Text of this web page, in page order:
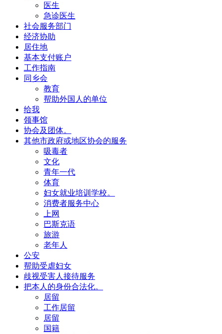
医生
急诊医生
社会服务部门
经济协助
居住地
基本支付账户
工作指南
同乡会
教育
帮助外国人的单位
给我
领事馆
协会及团体。
其他市政府或地区协会的服务
吸毒者
文化
青年一代
体育
妇女就业培训学校。
消费者服务中心
上网
巴斯克语
旅游
老年人
公安
帮助受虐妇女
歧视受害人接待服务
把本人的身份合法化。
居留
工作居留
居留
国籍